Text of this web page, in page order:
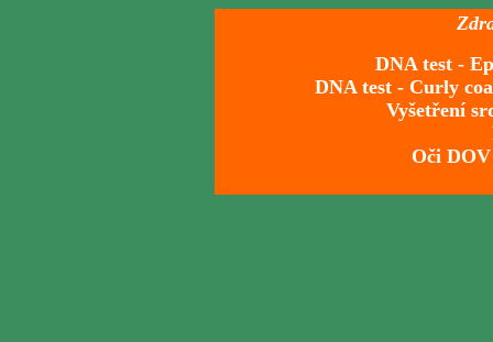
DNA test -
DNA test - Curly
Vyšetření
Oči